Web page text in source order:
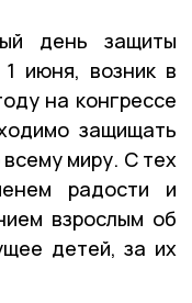
день защиты
июня, возник в
на конгрессе
защищать
миру. С тех
радости и
взрослым об
детей, за их